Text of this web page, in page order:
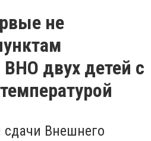
не
ВНО двух детей с
сдачи Внешнего